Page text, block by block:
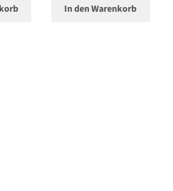
In den Warenkorb